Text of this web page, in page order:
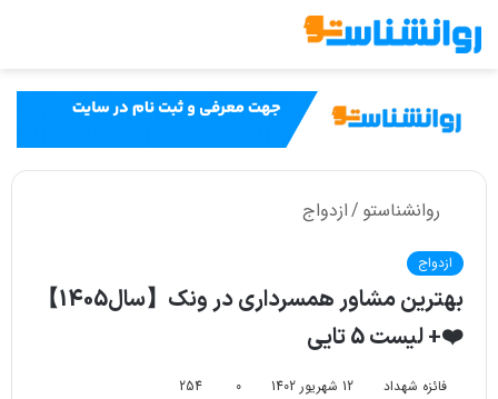
روانشناستو /ازدواج
ازدواج
بهترین مشاور همسرداری در ونک【سال1405】
❤️+ لیست 5 تایی
فائزه شهداد 12 شهریور 1402 0
254